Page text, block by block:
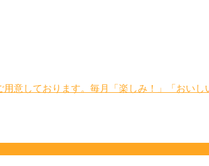
意しております。毎月「楽しみ！」「おい